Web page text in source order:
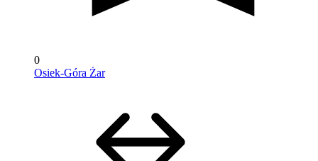
0
Osiek-Góra Żar